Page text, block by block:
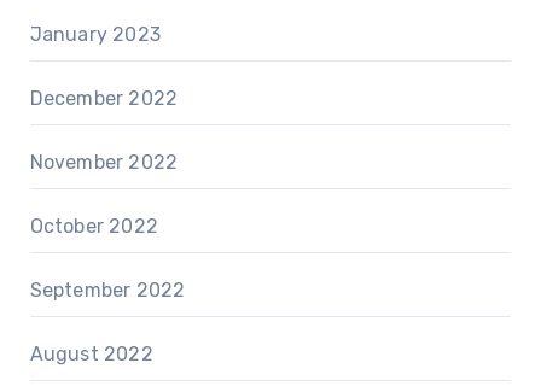
January 2023
December 2022
November 2022
October 2022
September 2022
August 2022